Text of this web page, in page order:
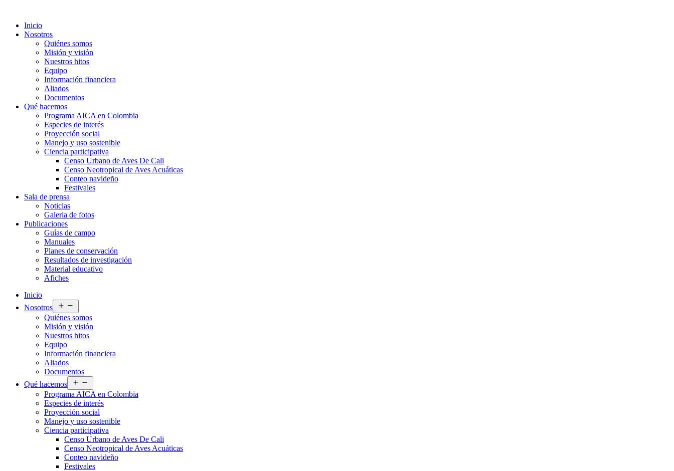
Inicio
Nosotros
Quiénes somos
Misión y visión
Nuestros hitos
Equipo
Información financiera
Aliados
Documentos
Qué hacemos
Programa AICA en Colombia
Especies de interés
Proyección social
Manejo y uso sostenible
Ciencia participativa
Censo Urbano de Aves De Cali
Censo Neotropical de Aves Acuáticas
Conteo navideño
Festivales
Sala de prensa
Noticias
Galeria de fotos
Publicaciones
Guías de campo
Manuales
Planes de conservación
Resultados de investigación
Material educativo
Afiches
Inicio
Nosotros
el
menú
Quiénes somos
Misión y visión
Nuestros hitos
Equipo
Información financiera
Aliados
Documentos
Qué hacemos
el
menú
Programa AICA en Colombia
Especies de interés
Proyección social
Manejo y uso sostenible
Ciencia participativa
Censo Urbano de Aves De Cali
Censo Neotropical de Aves Acuáticas
Conteo navideño
Festivales